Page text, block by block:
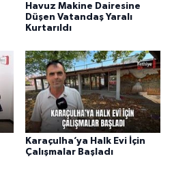
Havuz Makine Dairesine
Düşen Vatandaş Yaralı
Kurtarıldı
Karaçulha’ya Halk Evi İçin
Çalışmalar Başladı